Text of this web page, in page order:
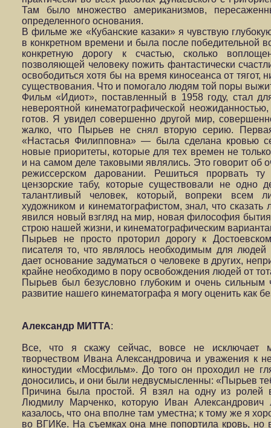
Там было множество американизмов,
определенного основания.
В фильме же «Кубанские казаки» я чувствую
в конкретном времени и была после победительной
конкретную дорогу к счастью, сколько
позволяющей человеку пожить фантастически
освободиться хотя бы на время киносеанса от тягот,
существования. Что и помогало людям той поры
Фильм «Идиот», поставленный в 1958 году, стал
невероятной кинематографической
готов. Я увидел совершенно другой мир,
жалко, что Пырьев не снял вторую серию.
«Настасья Филипповна» — была сделана кровью
новые приоритеты, которые для тех времен не
и на самом деле таковыми являлись. Это говорит об
режиссерском даровании. Решиться прорвать
цензорские табу, которые существовали не одно
талантливый человек, который, вопреки всем
художником и кинематографистом, знал, что
явился новый взгляд на мир, новая философия
строю нашей жизни, и кинематографическим
Пырьев не просто проторил дорогу к
писателя то, что являлось необходимым для людей
дает основание задуматься о человеке в других,
крайне необходимо в пору освобождения людей от
Пырьев был безусловно глубоким и очень сильным
развитие нашего кинематографа я могу оценить как
Александр МИТТА:
Все, что я скажу сейчас, вовсе не исключает
творчеством Ивана Александровича и уважения к
киностудии «Мосфильм». До того он проходил не
доносились, и они были недвусмысленны: «Пырьев
Причина была простой. Я взял на одну из ролей
Людмилу Марченко, которую Иван
казалось, что она вполне там уместна; к тому же я
во ВГИКе. На съемках она мне попортила кровь, но